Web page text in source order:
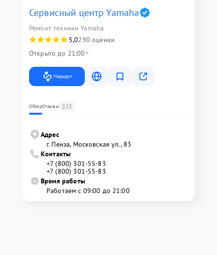
Сервисный центр Yamaha
Ремонт техники Yamaha
5,0290 оценки
Открыто до 21:00
Маршрут
ОбзорОтзывы 225
Адрес
г. Пенза, Московская ул., 83
Контакты
+7 (800) 301-55-83
+7 (800) 301-55-83
Время работы
Работаем с 09:00 до 21:00